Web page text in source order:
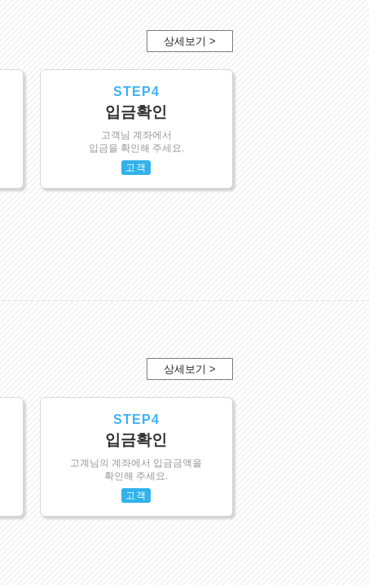
상세보기 >
STEP4
입금확인
고객님 계좌에서
입금을 확인해 주세요.
고객
상세보기 >
STEP4
입금확인
고계님의 계좌에서 입금금액을
확인해 주세요.
고객